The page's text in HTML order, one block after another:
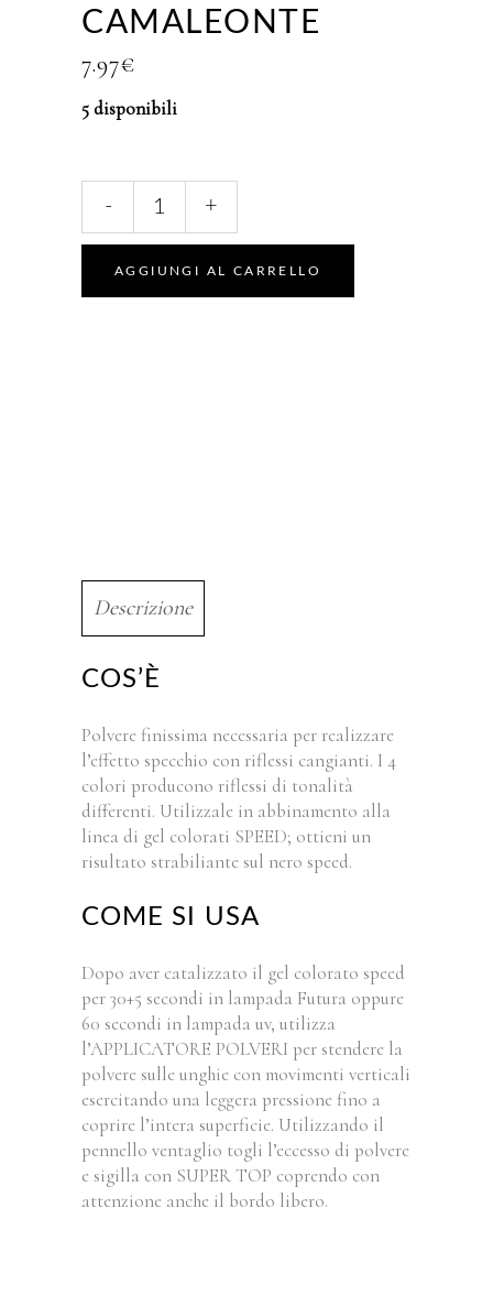
CAMALEONTE
7.97€
5 disponibili
Camaleonte
quantity
- +
AGGIUNGI AL CARRELLO
Descrizione
COS’È
Polvere finissima necessaria per realizzare
l’effetto specchio con riflessi cangianti. I 4
colori producono riflessi di tonalità
differenti. Utilizzale in abbinamento alla
linea di gel colorati SPEED; ottieni un
risultato strabiliante sul nero speed.
COME SI USA
Dopo aver catalizzato il gel colorato speed
per 30+5 secondi in lampada Futura oppure
60 secondi in lampada uv, utilizza
l’APPLICATORE POLVERI per stendere la
polvere sulle unghie con movimenti verticali
esercitando una leggera pressione fino a
coprire l’intera superficie. Utilizzando il
pennello ventaglio togli l’eccesso di polvere
e sigilla con SUPER TOP coprendo con
attenzione anche il bordo libero.